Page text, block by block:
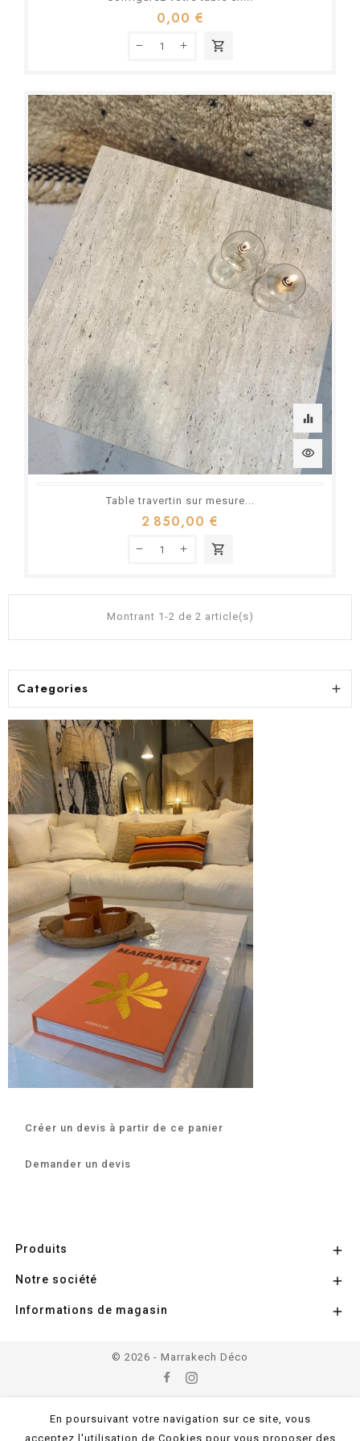
0,00 €
shopping_cart
equalizer
visibility
Table travertin sur mesure...
2 850,00 €
shopping_cart
Montrant 1-2 de 2 article(s)
Categories 
Créer un devis à partir de ce panier
Demander un devis
Produits 
Notre société 
Informations de magasin 
© 2026 - Marrakech Déco
En poursuivant votre navigation sur ce site, vous
acceptez l'utilisation de Cookies pour vous proposer des